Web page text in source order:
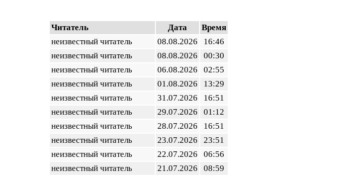
Читатель Дата
Время
неизвестный читатель
08.08.2026
16:46
неизвестный читатель
08.08.2026
00:30
неизвестный читатель
06.08.2026
02:55
неизвестный читатель
01.08.2026
13:29
неизвестный читатель
31.07.2026
16:51
неизвестный читатель
29.07.2026
01:12
неизвестный читатель
28.07.2026
16:51
неизвестный читатель
23.07.2026
23:51
неизвестный читатель
22.07.2026
06:56
неизвестный читатель
21.07.2026
08:59